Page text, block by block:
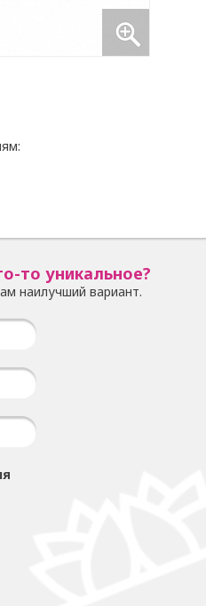
то уникальное?
наилучший вариант.